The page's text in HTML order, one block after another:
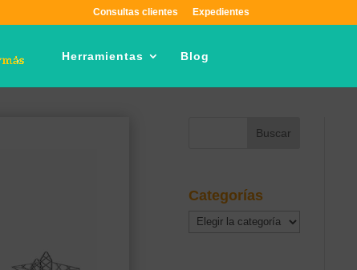
Consultas clientes Expedientes
Herramientas Blog
Categorías
Categorías